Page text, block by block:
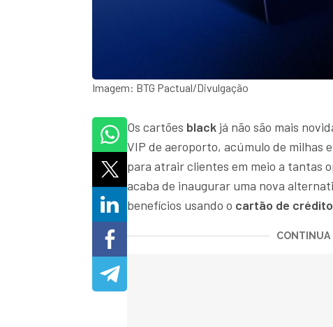
Imagem: BTG Pactual/Divulgação
Os cartões black já não são mais
VIP de aeroporto, acúmulo de milhas
para atrair clientes em meio a tantas
acaba de inaugurar uma nova
benefícios usando o cartão de crédito
CONTINUA